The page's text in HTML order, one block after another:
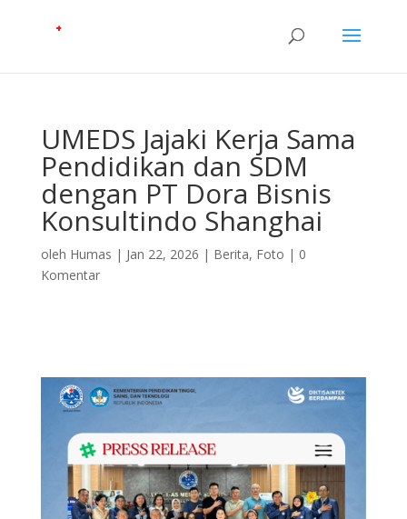
UMEDS Jajaki Kerja Sama
Pendidikan dan SDM
dengan PT Dora Bisnis
Konsultindo Shanghai
oleh Humas | Jan 22, 2026 | Berita, Foto | 0
Komentar